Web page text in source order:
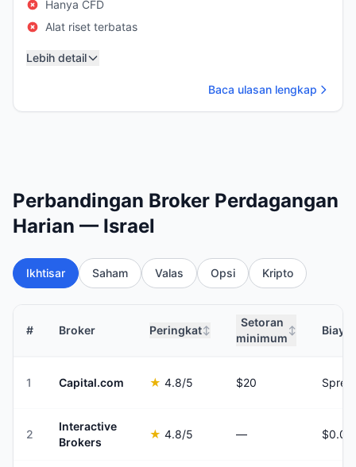
Hanya CFD
Alat riset terbatas
Lebih detail
Baca ulasan lengkap
Perbandingan Broker Perdagangan
Harian — Israel
Ikhtisar Saham Valas Opsi Kripto
# Broker Peringkat↕
Setoran
minimum
↕ Biaya
1 Capital.com ★ 4.8/5 $20
2
Interactive
Brokers
★ 4.8/5 —